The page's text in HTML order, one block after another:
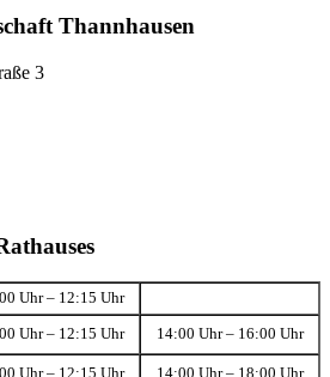
Thannhausen
3
Uhr – 12:15 Uhr
Uhr – 12:15 Uhr 14:00 Uhr – 16:00 Uhr